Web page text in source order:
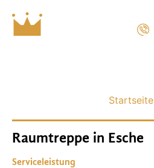
Startseite
Raumtreppe in Esche
Serviceleistung